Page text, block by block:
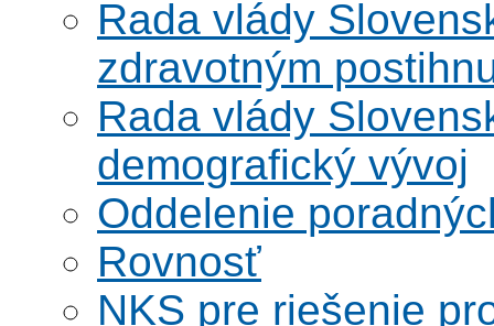
Rada vlády
zdravotným
Rada vlády
demografický vývoj
Oddelenie
Rovnosť
NKS pre riešenie